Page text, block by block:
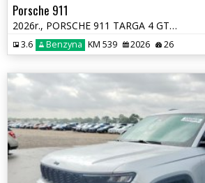
Porsche 911
2026r., PORSCHE 911 TARGA 4 GTS, 3.6L, od ubezpieczalni
3.6 Benzyna KM 539 2026 26